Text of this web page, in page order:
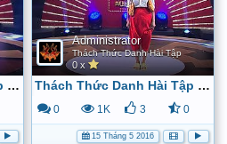
Thách Thức Danh Hài Tập 11 (24/6/2015) - Full HD - YouTube
Administrator
Thách Thức Danh Hài Tập
0 x
Thách Thức Danh Hài Tập 12 (01/07/2015) - Full HD - YouTube
0 1K 3 0
15 Tháng 5 2016